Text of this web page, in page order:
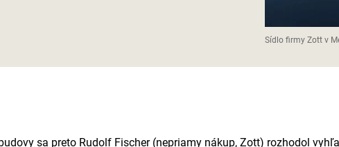
Sídlo firmy Zott v
sa preto Rudolf Fischer (nepriamy nákup, Zott) rozhodol